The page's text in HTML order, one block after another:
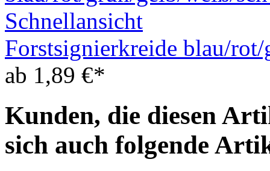
Schnellansicht
Forstsignierkreide blau/
ab 1,89 €*
Kunden, die diesen
sich auch folgende